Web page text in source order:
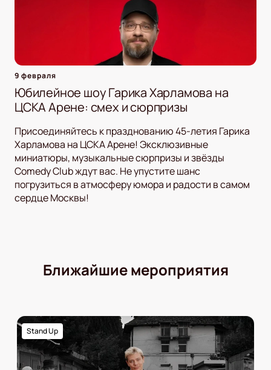
9 февраля
Юбилейное шоу Гарика Харламова на
ЦСКА Арене: смех и сюрпризы
Присоединяйтесь к празднованию 45-летия Гарика
Харламова на ЦСКА Арене! Эксклюзивные
миниатюры, музыкальные сюрпризы и звёзды
Comedy Club ждут вас. Не упустите шанс
погрузиться в атмосферу юмора и радости в самом
сердце Москвы!
Ближайшие мероприятия
Stand Up